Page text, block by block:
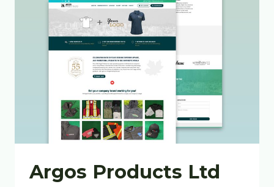
Argos Products Ltd